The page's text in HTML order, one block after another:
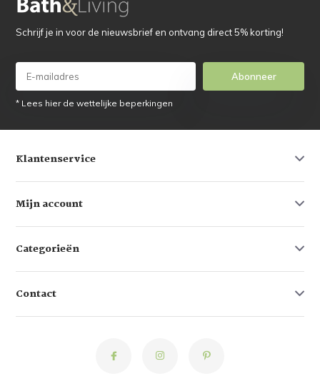
Schrijf je in voor de nieuwsbrief en ontvang direct 5% korting!
Abonneer
* Lees hier de wettelijke beperkingen
Klantenservice
Mijn account
Categorieën
Contact